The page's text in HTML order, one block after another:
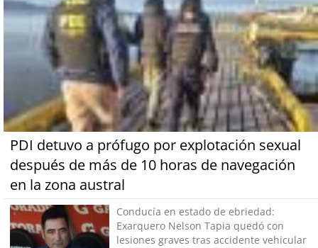
PDI detuvo a prófugo por explotación sexual
después de más de 10 horas de navegación
en la zona austral
Conducía en estado de ebriedad:
Exarquero Nelson Tapia quedó con
lesiones graves tras accidente vehicular